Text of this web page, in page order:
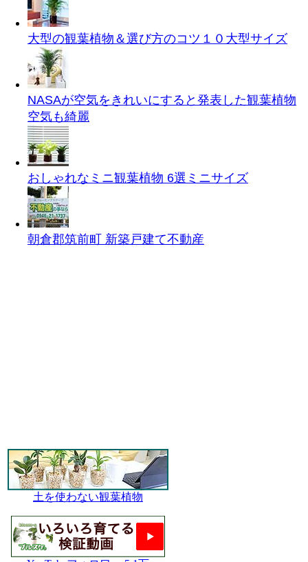
大型の観葉植物＆選び方のコツ１０ 大型サイズ
NASAが空気をきれいにすると発表した観葉植物
空気も綺麗
おしゃれなミニ観葉植物 6選 ミニサイズ
朝倉郡筑前町 新築戸建て不動産